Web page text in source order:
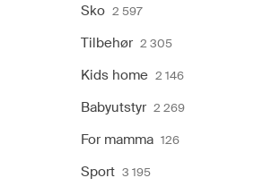
Sko 2 597
Tilbehør 2 305
Kids home 2 146
Babyutstyr 2 269
For mamma 126
Sport 3 195